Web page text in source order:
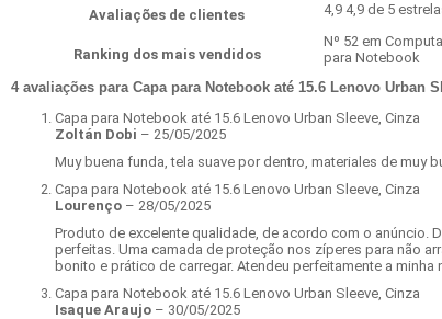
Avaliações de clientes 4,9 4,9 de 5
Ranking dos mais vendidos
Nº 52 em
para Notebook
4 avaliações para Capa para Notebook até 15.6 Lenovo Urban
Capa para Notebook até 15.6 Lenovo Urban Sleeve, Cinza
Zoltán Dobi – 25/05/2025
Muy buena funda, tela suave por dentro, materiales de muy
Capa para Notebook até 15.6 Lenovo Urban Sleeve, Cinza
Lourenço – 28/05/2025
Produto de excelente qualidade, de acordo com o anúncio.
perfeitas. Uma camada de proteção nos zíperes para não
bonito e prático de carregar. Atendeu perfeitamente a minha
Capa para Notebook até 15.6 Lenovo Urban Sleeve, Cinza
Isaque Araujo – 30/05/2025